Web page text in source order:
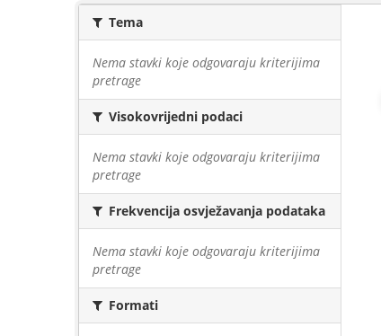
Tema
Nema stavki koje odgovaraju kriterijima
pretrage
Visokovrijedni podaci
Nema stavki koje odgovaraju kriterijima
pretrage
Frekvencija osvježavanja podataka
Nema stavki koje odgovaraju kriterijima
pretrage
Formati